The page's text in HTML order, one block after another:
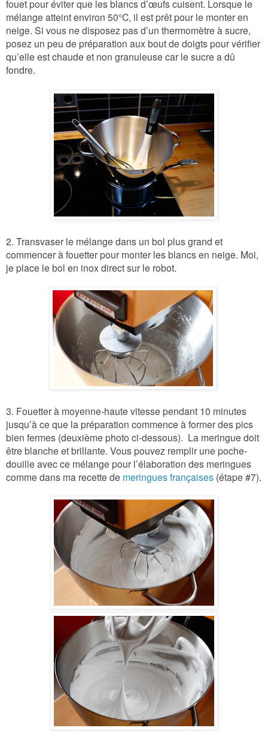
fouet pour éviter que les blancs d’œufs cuisent. Lorsque le
mélange atteint environ 50°C, il est prêt pour le monter en
neige. Si vous ne disposez pas d’un thermomètre à sucre,
posez un peu de préparation aux bout de doigts pour vérifier
qu’elle est chaude et non granuleuse car le sucre a dû
fondre.
2. Transvaser le mélange dans un bol plus grand et
commencer à fouetter pour monter les blancs en neige. Moi,
je place le bol en inox direct sur le robot.
3. Fouetter à moyenne-haute vitesse pendant 10 minutes
jusqu’à ce que la préparation commence à former des pics
bien fermes (deuxième photo ci-dessous). La meringue doit
être blanche et brillante. Vous pouvez remplir une poche-
douille avec ce mélange pour l’élaboration des meringues
comme dans ma recette de meringues françaises (étape #7).